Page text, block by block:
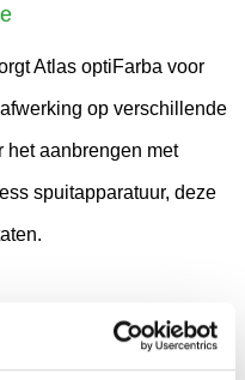
Atlas optiFarba voor
op verschillende
het aanbrengen met
spuitapparatuur, deze